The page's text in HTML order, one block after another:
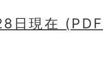
日現在